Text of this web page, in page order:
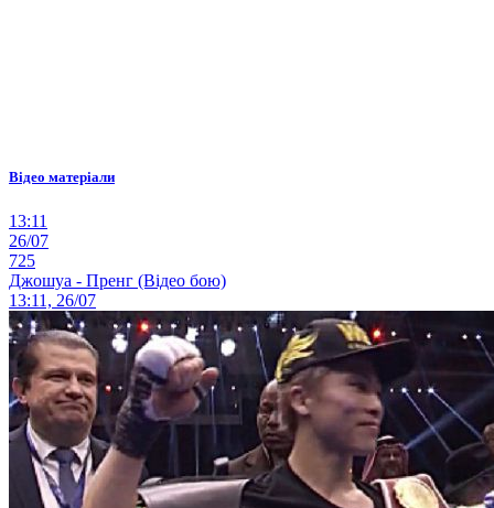
Відео матеріали
13:11
26/07
725
Джошуа - Пренг (Відео бою)
13:11, 26/07